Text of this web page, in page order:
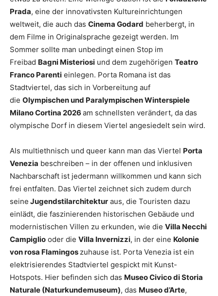
Prada, eine der innovativsten Kultureinrichtungen
weltweit, die auch das Cinema Godard beherbergt, in
dem Filme in Originalsprache gezeigt werden. Im
Sommer sollte man unbedingt einen Stop im
Freibad Bagni Misteriosi und dem zugehörigen Teatro
Franco Parenti einlegen. Porta Romana ist das
Stadtviertel, das sich in Vorbereitung auf
die Olympischen und Paralympischen Winterspiele
Milano Cortina 2026 am schnellsten verändert, da das
olympische Dorf in diesem Viertel angesiedelt sein wird.
Als multiethnisch und queer kann man das Viertel Porta
Venezia beschreiben – in der offenen und inklusiven
Nachbarschaft ist jedermann willkommen und kann sich
frei entfalten. Das Viertel zeichnet sich zudem durch
seine Jugendstilarchitektur aus, die Touristen dazu
einlädt, die faszinierenden historischen Gebäude und
modernistischen Villen zu erkunden, wie die Villa Necchi
Campiglio oder die Villa Invernizzi, in der eine Kolonie
von rosa Flamingos zuhause ist. Porta Venezia ist ein
elektrisierendes Stadtviertel gespickt mit Kunst-
Hotspots. Hier befinden sich das Museo Civico di Storia
Naturale (Naturkundemuseum), das Museo d’Arte,